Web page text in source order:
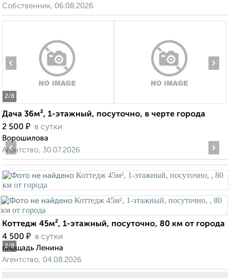
Собственник, 06.08.2026
2/8
‹ ›
Дача 36м², 1-этажный, посуточно, в черте города
2 500 ₽ в сутки
Ворошилова
Агентство, 30.07.2026
2/8
‹ ›
Коттедж 45м², 1-этажный, посуточно, 80 км от города
4 500 ₽ в сутки
площадь Ленина
Агентство, 04.08.2026